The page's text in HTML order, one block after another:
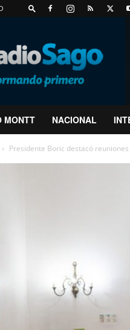
MONTT NACIONAL
Presidente Boric destacó